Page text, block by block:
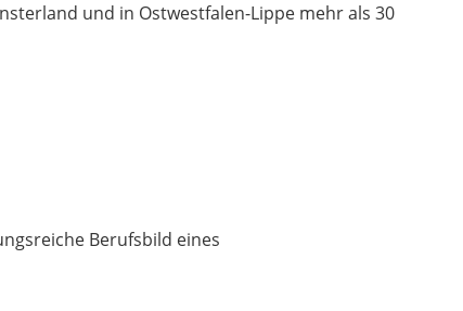
und in Ostwestfalen-Lippe mehr als 30
Berufsbild eines